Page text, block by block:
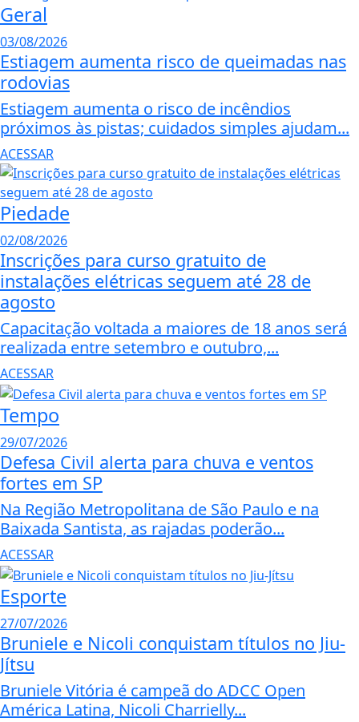
Geral
03/08/2026
Estiagem aumenta risco de queimadas nas
rodovias
Estiagem aumenta o risco de incêndios
próximos às pistas; cuidados simples ajudam...
ACESSAR
Piedade
02/08/2026
Inscrições para curso gratuito de
instalações elétricas seguem até 28 de
agosto
Capacitação voltada a maiores de 18 anos será
realizada entre setembro e outubro,...
ACESSAR
Tempo
29/07/2026
Defesa Civil alerta para chuva e ventos
fortes em SP
Na Região Metropolitana de São Paulo e na
Baixada Santista, as rajadas poderão...
ACESSAR
Esporte
27/07/2026
Bruniele e Nicoli conquistam títulos no Jiu-
Jítsu
Bruniele Vitória é campeã do ADCC Open
América Latina, Nicoli Charrielly...